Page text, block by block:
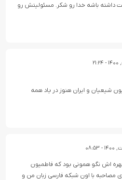
داشته باشه خدا رو شکر. مسئولیتش رو
شیعیان و ایران هنوز در یاد همه
اش نگو همونی بود که فاطمیون
مصاحبه با اون شبکه فارسی زبان من و